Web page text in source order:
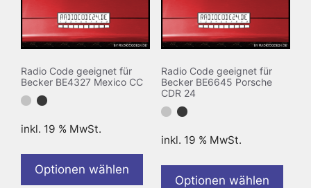
Radio Code geeignet für
Becker BE4327 Mexico CC
inkl. 19 % MwSt.
Optionen wählen
Radio Code geeignet für
Becker BE6645 Porsche
CDR 24
inkl. 19 % MwSt.
Optionen wählen